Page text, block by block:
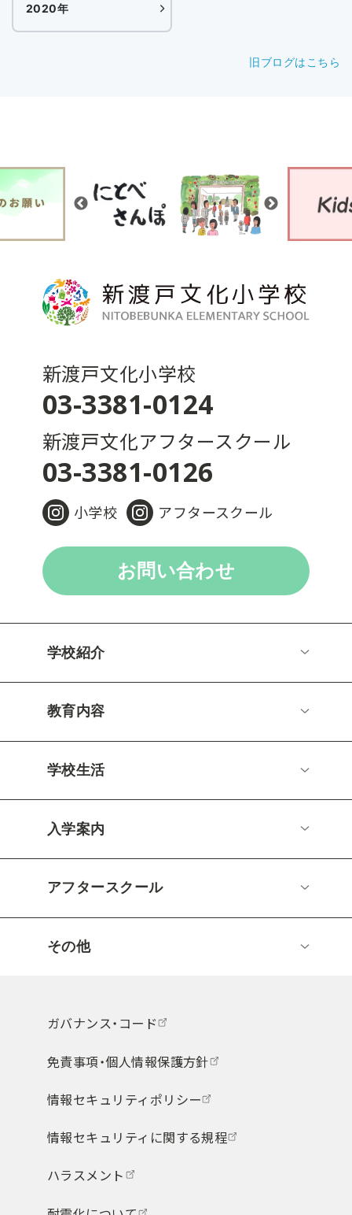
2020年
旧ブログはこちら
新渡戸文化小学校
03-3381-0124
新渡戸文化アフタースクール
03-3381-0126
小学校 アフタースクール
お問い合わせ
学校紹介
教育内容
学校生活
入学案内
アフタースクール
その他
ガバナンス・コード
免責事項・個人情報保護方針
情報セキュリティポリシー
情報セキュリティに関する規程
ハラスメント